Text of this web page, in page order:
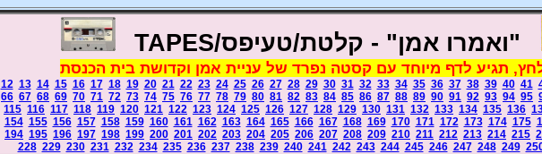
"ואמרו אמן" - קלטת/טעיפס/TAPES
תגיע לדף מיוחד עם קסטה נפרד של עניית אמן וקדושת בית הכנסת
12 13 14 15 16 17 18 19 20 21 22 23 24 25 26 27 28 29 30 31 32 33 34 35 36 37 38 39 40 41
66 67 68 69 70 71 72 73 74 75 76 77 78 79 80 81 82 83 84 85 86 87 88 89 90 91 92 93 94 95
115 116 117 118 119 120 121 122 123 124 125 126 127 128 129 130 131 132 133 134 135 136
154 155 156 157 158 159 160 161 162 163 164 165 166 167 168 169 170 171 172 173 174 175
194 195 196 197 198 199 200 201 202 203 204 205 206 207 208 209 210 211 212 213 214 215
228 229 230 231 232 234 235 236 237 238 239 240 241 242 243 244 245 246 247 248 249